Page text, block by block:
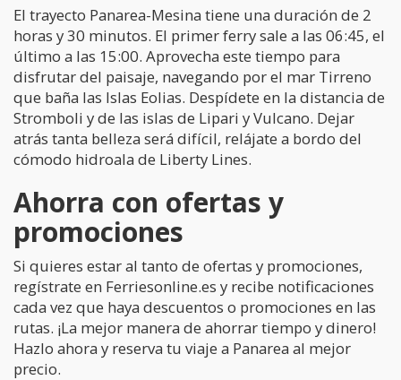
El trayecto Panarea-Mesina tiene una duración de 2
horas y 30 minutos. El primer ferry sale a las 06:45, el
último a las 15:00. Aprovecha este tiempo para
disfrutar del paisaje, navegando por el mar Tirreno
que baña las Islas Eolias. Despídete en la distancia de
Stromboli y de las islas de Lipari y Vulcano. Dejar
atrás tanta belleza será difícil, relájate a bordo del
cómodo hidroala de Liberty Lines.
Ahorra con ofertas y
promociones
Si quieres estar al tanto de ofertas y promociones,
regístrate en Ferriesonline.es y recibe notificaciones
cada vez que haya descuentos o promociones en las
rutas. ¡La mejor manera de ahorrar tiempo y dinero!
Hazlo ahora y reserva tu viaje a Panarea al mejor
precio.